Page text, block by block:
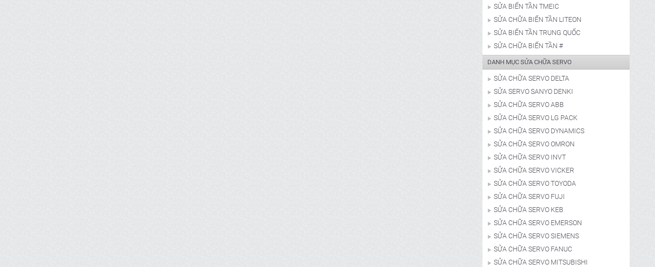
SỬA BIẾN TẦN TMEIC
SỬA CHỮA BIẾN TẦN LITEON
SỬA BIẾN TẦN TRUNG QUỐC
SỬA CHỮA BIẾN TẦN #
DANH MỤC SỬA CHỮA SERVO
SỬA CHỮA SERVO DELTA
SỬA SERVO SANYO DENKI
SỬA CHỮA SERVO ABB
SỬA CHỮA SERVO LG PACK
SỬA CHỮA SERVO DYNAMICS
SỬA CHỮA SERVO OMRON
SỬA CHỮA SERVO INVT
SỬA CHỮA SERVO VICKER
SỬA CHỮA SERVO TOYODA
SỬA CHỮA SERVO FUJI
SỬA CHỮA SERVO KEB
SỬA CHỮA SERVO EMERSON
SỬA CHỮA SERVO SIEMENS
SỬA CHỮA SERVO FANUC
SỬA CHỮA SERVO MITSUBISHI